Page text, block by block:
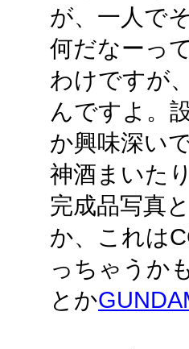
が、一人で
何だなーっ
わけですが
んですよ。
か興味深い
神酒まいたり
完成品写真
か、これは
っちゃうか
とか